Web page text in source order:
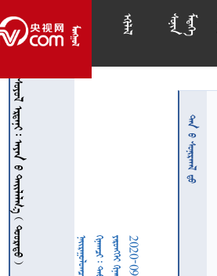
 








 
         2020-09-02
 